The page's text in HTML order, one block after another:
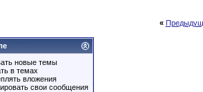
«
новые темы
в темах
вложения
свои сообщения